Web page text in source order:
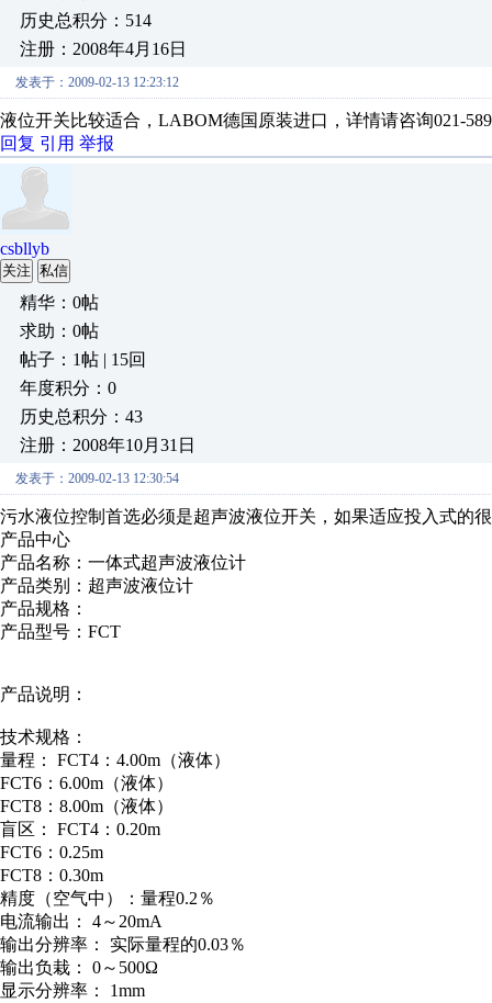
历史总积分：514
注册：2008年4月16日
发表于：2009-02-13 12:23:12
液位开关比较适合，LABOM德国原装进口，详情请咨询021-
回复 引用 举报
csbllyb
关注 私信
精华：0帖
求助：0帖
帖子：1帖 | 15回
年度积分：0
历史总积分：43
注册：2008年10月31日
发表于：2009-02-13 12:30:54
污水液位控制首选必须是超声波液位开关，如果适应投入式的
产品中心
产品名称：一体式超声波液位计
产品类别：超声波液位计
产品规格：
产品型号：FCT
产品说明：
技术规格：
量程： FCT4：4.00m（液体）
FCT6：6.00m（液体）
FCT8：8.00m（液体）
盲区： FCT4：0.20m
FCT6：0.25m
FCT8：0.30m
精度（空气中）：量程0.2％
电流输出： 4～20mA
输出分辨率： 实际量程的0.03％
输出负栽： 0～500Ω
显示分辨率： 1mm